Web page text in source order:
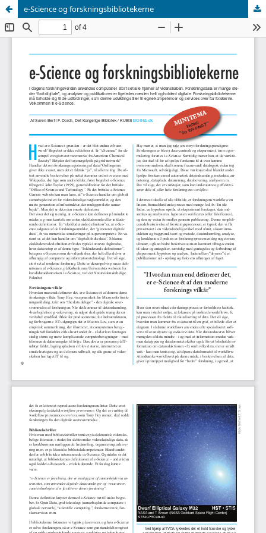
e-Science og forskningsbibliotekerne